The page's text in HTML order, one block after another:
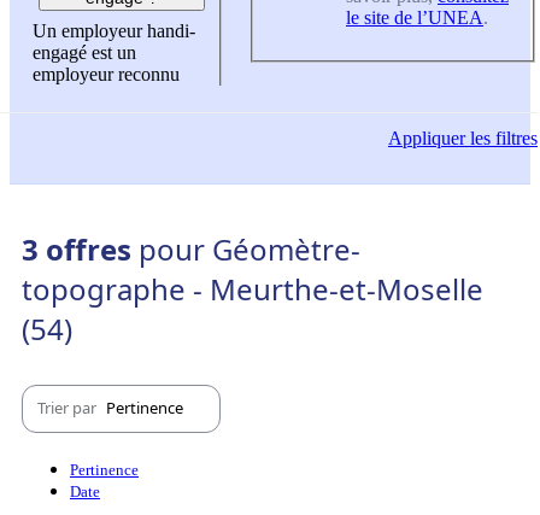
Un employeur handi-
engagé est un
employeur reconnu
le site de l’UNEA.
Appliquerles filtres
3 offres pour Géomètre-
topographe - Meurthe-et-Moselle
(54)
Trier par Pertinence
Pertinence
Date